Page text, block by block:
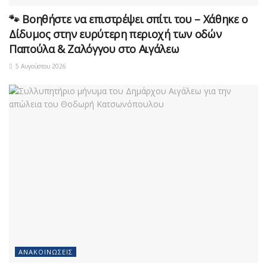
🐾 Βοηθήστε να επιστρέψει σπίτι του – Χάθηκε ο
Δίδυμος στην ευρύτερη περιοχή των οδών
Παπούλα & Ζαλόγγου στο Αιγάλεω
5 Αυγούστου 2026
ΑΝΑΚΟΙΝΏΣΕΙΣ